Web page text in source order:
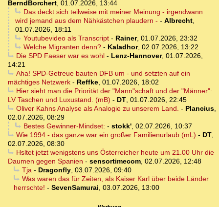
BerndBorchert, 01.07.2026, 13:44
Das deckt sich teilweise mit meiner Meinung - irgendwann
wird jemand aus dem Nähkästchen plaudern - - Albrecht,
01.07.2026, 18:11
Youtubevideo als Transcript- Rainer, 01.07.2026, 23:32
Welche Migranten denn?- Kaladhor, 02.07.2026, 13:22
Die SPD Faeser war es wohl- Lenz-Hannover, 01.07.2026,
14:21
Aha! SPD-Getreue bauten DFB um - und setzten auf ein
mächtiges Netzwerk - Reffke, 01.07.2026, 18:02
Hier sieht man die Priorität der "Mann"schaft und der "Männer":
LV Taschen und Luxustand. (mB) - DT, 01.07.2026, 22:45
Oliver Kahns Analyse als Analogie zu unserem Land. - Plancius,
02.07.2026, 08:29
Bestes Gewinner-Mindset: - stokk', 02.07.2026, 10:37
Wie 1994 - das ganze war ein großer Familienurlaub (mL) - DT,
02.07.2026, 08:30
Hsltet jetzt wenigstens uns Österreicher heute um 21.00 Uhr die
Daumen gegen Spanien - sensortimecom, 02.07.2026, 12:48
Tja- Dragonfly, 03.07.2026, 09:40
Was waren das für Zeiten, als Kaiser Karl über beide Länder
herrschte! - SevenSamurai, 03.07.2026, 13:00